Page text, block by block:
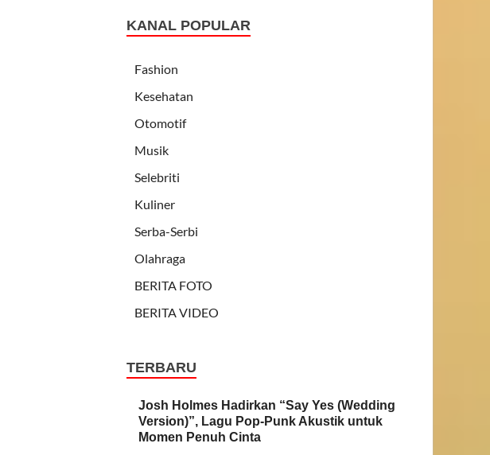
KANAL POPULAR
Fashion
Kesehatan
Otomotif
Musik
Selebriti
Kuliner
Serba-Serbi
Olahraga
BERITA FOTO
BERITA VIDEO
TERBARU
Josh Holmes Hadirkan “Say Yes (Wedding
Version)”, Lagu Pop-Punk Akustik untuk
Momen Penuh Cinta